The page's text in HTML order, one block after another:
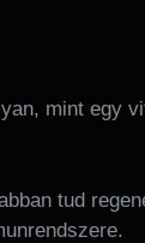
mint egy
tud